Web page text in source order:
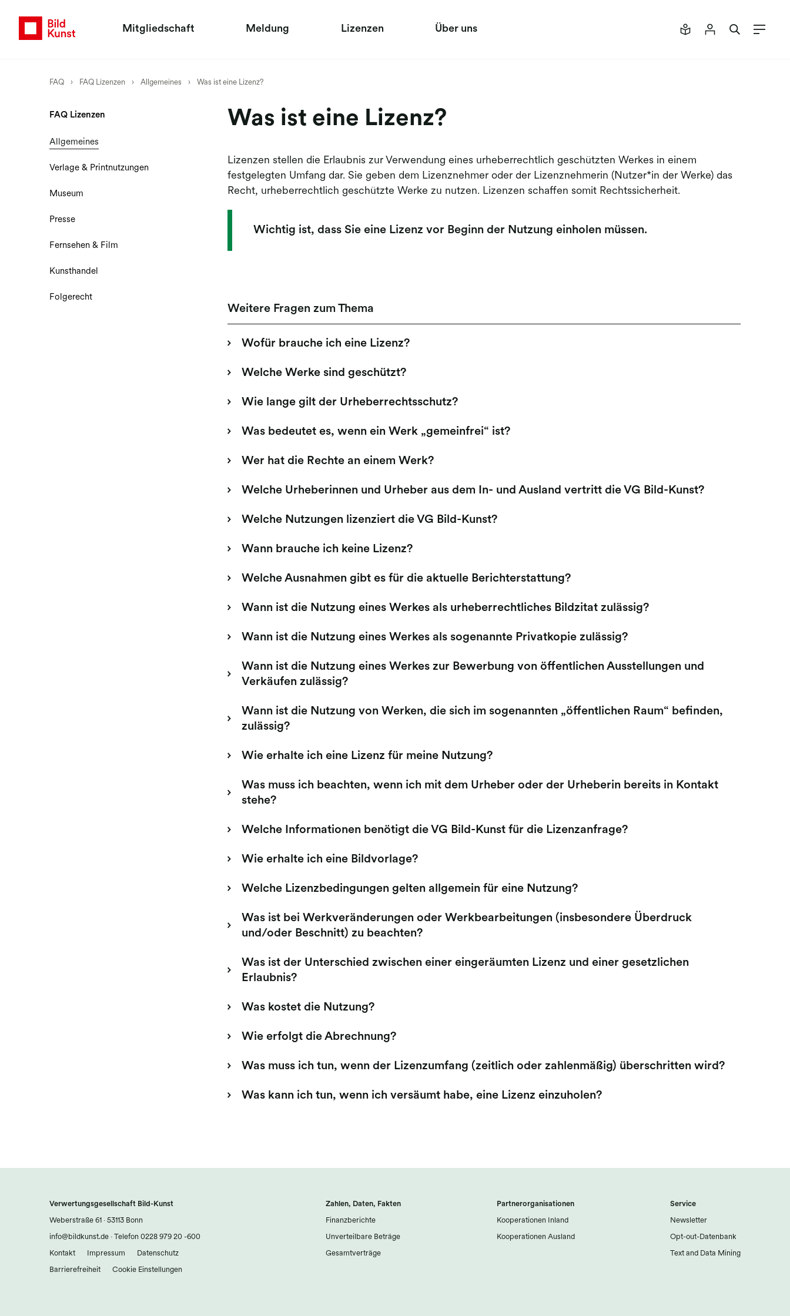
Mitgliedschaft Meldung Lizenzen Über uns
FAQ › FAQ Lizenzen › Allgemeines › Was ist eine Lizenz?
FAQ Lizenzen
Allgemeines
Verlage & Printnutzungen
Museum
Presse
Fernsehen & Film
Kunsthandel
Folgerecht
Was ist eine Lizenz?
Lizenzen stellen die Erlaubnis zur Verwendung eines urheberrechtlich geschützten Werkes in einem
festgelegten Umfang dar. Sie geben dem Lizenznehmer oder der Lizenznehmerin (Nutzer*in der Werke) das
Recht, urheberrechtlich geschützte Werke zu nutzen. Lizenzen schaffen somit Rechtssicherheit.
Wichtig ist, dass Sie eine Lizenz vor Beginn der Nutzung einholen müssen.
Weitere Fragen zum Thema
Wofür brauche ich eine Lizenz?
Welche Werke sind geschützt?
Wie lange gilt der Urheberrechtsschutz?
Was bedeutet es, wenn ein Werk „gemeinfrei“ ist?
Wer hat die Rechte an einem Werk?
Welche Urheberinnen und Urheber aus dem In- und Ausland vertritt die VG Bild-Kunst?
Welche Nutzungen lizenziert die VG Bild-Kunst?
Wann brauche ich keine Lizenz?
Welche Ausnahmen gibt es für die aktuelle Berichterstattung?
Wann ist die Nutzung eines Werkes als urheberrechtliches Bildzitat zulässig?
Wann ist die Nutzung eines Werkes als sogenannte Privatkopie zulässig?
Wann ist die Nutzung eines Werkes zur Bewerbung von öffentlichen Ausstellungen und
Verkäufen zulässig?
Wann ist die Nutzung von Werken, die sich im sogenannten „öffentlichen Raum“ befinden,
zulässig?
Wie erhalte ich eine Lizenz für meine Nutzung?
Was muss ich beachten, wenn ich mit dem Urheber oder der Urheberin bereits in Kontakt
stehe?
Welche Informationen benötigt die VG Bild-Kunst für die Lizenzanfrage?
Wie erhalte ich eine Bildvorlage?
Welche Lizenzbedingungen gelten allgemein für eine Nutzung?
Was ist bei Werkveränderungen oder Werkbearbeitungen (insbesondere Überdruck
und/oder Beschnitt) zu beachten?
Was ist der Unterschied zwischen einer eingeräumten Lizenz und einer gesetzlichen
Erlaubnis?
Was kostet die Nutzung?
Wie erfolgt die Abrechnung?
Was muss ich tun, wenn der Lizenzumfang (zeitlich oder zahlenmäßig) überschritten wird?
Was kann ich tun, wenn ich versäumt habe, eine Lizenz einzuholen?
Verwertungsgesellschaft Bild-Kunst
Weberstraße 61 · 53113 Bonn
info@bildkunst.de · Telefon 0228 979 20 -600
Kontakt Impressum Datenschutz
Barrierefreiheit Cookie Einstellungen
Zahlen, Daten, Fakten
Finanzberichte
Unverteilbare Beträge
Gesamtverträge
Partnerorganisationen
Kooperationen Inland
Kooperationen Ausland
Service
Newsletter
Opt-out-Datenbank
Text and Data Mining